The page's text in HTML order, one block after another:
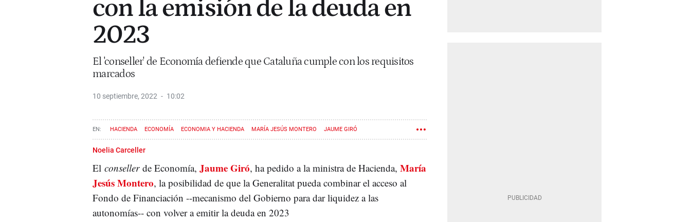
con la emisión de la deuda en
2023
El 'conseller' de Economía defiende que Cataluña cumple con los requisitos
marcados
10 septiembre, 2022 10:02
HACIENDA ECONOMÍA ECONOMIA Y HACIENDA MARÍA JESÚS MONTERO JAUME GIRÓ
Noelia Carceller
El conseller de Economía, Jaume Giró, ha pedido a la ministra de Hacienda, María
Jesús Montero, la posibilidad de que la Generalitat pueda combinar el acceso al
Fondo de Financiación --mecanismo del Gobierno para dar liquidez a las
autonomías-- con volver a emitir la deuda en 2023